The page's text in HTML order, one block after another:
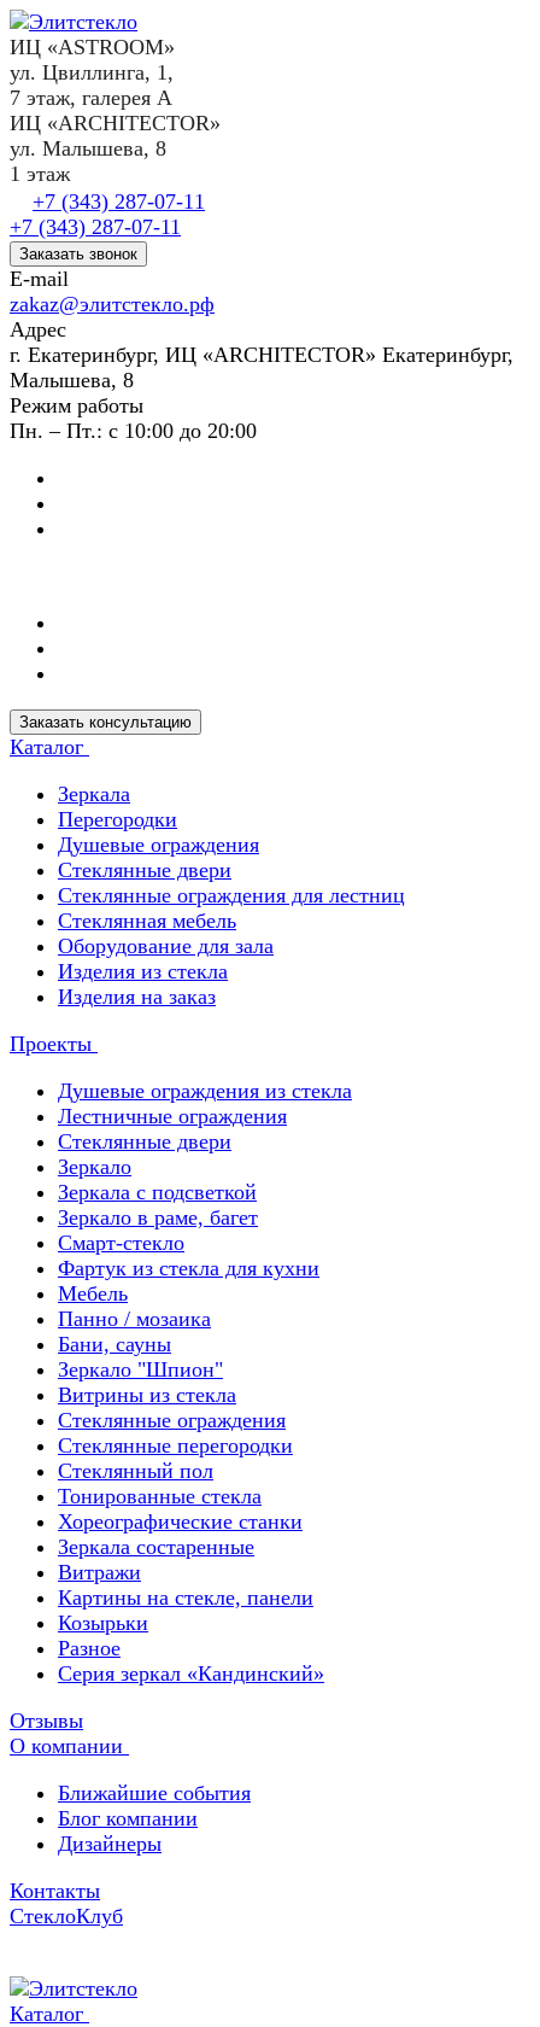
ИЦ «ASTROOM»
ул. Цвиллинга, 1,
7 этаж, галерея А
ИЦ «ARCHITECTOR»
ул. Малышева, 8
1 этаж
+7 (343) 287-07-11
+7 (343) 287-07-11
Заказать звонок
E-mail
zakaz@элитстекло.рф
Адрес
г. Екатеринбург, ИЦ «ARCHITECTOR» Екатеринбург,
Малышева, 8
Режим работы
Пн. – Пт.: с 10:00 до 20:00
Заказать консультацию
Каталог
Зеркала
Перегородки
Душевые ограждения
Стеклянные двери
Стеклянные ограждения для лестниц
Стеклянная мебель
Оборудование для зала
Изделия из стекла
Изделия на заказ
Проекты
Душевые ограждения из стекла
Лестничные ограждения
Стеклянные двери
Зеркало
Зеркала с подсветкой
Зеркало в раме, багет
Смарт-стекло
Фартук из стекла для кухни
Мебель
Панно / мозаика
Бани, сауны
Зеркало "Шпион"
Витрины из стекла
Стеклянные ограждения
Стеклянные перегородки
Стеклянный пол
Тонированные стекла
Хореографические станки
Зеркала состаренные
Витражи
Картины на стекле, панели
Козырьки
Разное
Серия зеркал «Кандинский»
Отзывы
О компании
Ближайшие события
Блог компании
Дизайнеры
Контакты
СтеклоКлуб
Каталог